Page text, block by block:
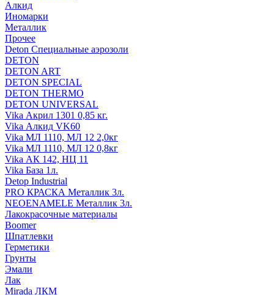
Алкид
Иномарки
Металлик
Прочее
Deton Специальные аэрозоли
DETON
DETON ART
DETON SPECIAL
DETON THERMO
DETON UNIVERSAL
Vika Акрил 1301 0,85 кг.
Vika Алкид VK60
Vika МЛ 1110, МЛ 12 2,0кг
Vika МЛ 1110, МЛ 12 0,8кг
Vika АК 142, НЦ 11
Vika База 1л.
Detop Industrial
PRO КРАСКА Металлик 3л.
NEOENAMELE Металлик 3л.
Лакокрасочные материалы
Boomer
Шпатлевки
Герметики
Грунты
Эмали
Лак
Mirada ЛКМ